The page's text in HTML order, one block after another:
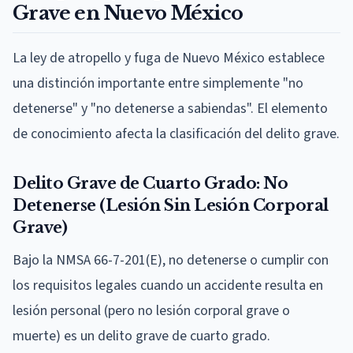
Grave en Nuevo México
La ley de atropello y fuga de Nuevo México establece
una distinción importante entre simplemente "no
detenerse" y "no detenerse a sabiendas". El elemento
de conocimiento afecta la clasificación del delito grave.
Delito Grave de Cuarto Grado: No
Detenerse (Lesión Sin Lesión Corporal
Grave)
Bajo la NMSA 66-7-201(E), no detenerse o cumplir con
los requisitos legales cuando un accidente resulta en
lesión personal (pero no lesión corporal grave o
muerte) es un delito grave de cuarto grado.